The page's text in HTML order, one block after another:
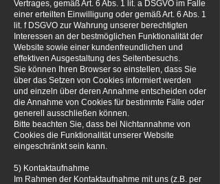
Vertrages, gemäß Art. 6 Abs. 1 lit. a DSGVO im Falle
einer erteilten Einwilligung oder gemäß Art. 6 Abs. 1
lit. f DSGVO zur Wahrung unserer berechtigten
Interessen an der bestmöglichen Funktionalität der
Website sowie einer kundenfreundlichen und
effektiven Ausgestaltung des Seitenbesuchs.
Sie können Ihren Browser so einstellen, dass Sie
über das Setzen von Cookies informiert werden
und einzeln über deren Annahme entscheiden oder
die Annahme von Cookies für bestimmte Fälle oder
generell ausschließen können.
Bitte beachten Sie, dass bei Nichtannahme von
Cookies die Funktionalität unserer Website
eingeschränkt sein kann.
5) Kontaktaufnahme
Im Rahmen der Kontaktaufnahme mit uns (z.B. per